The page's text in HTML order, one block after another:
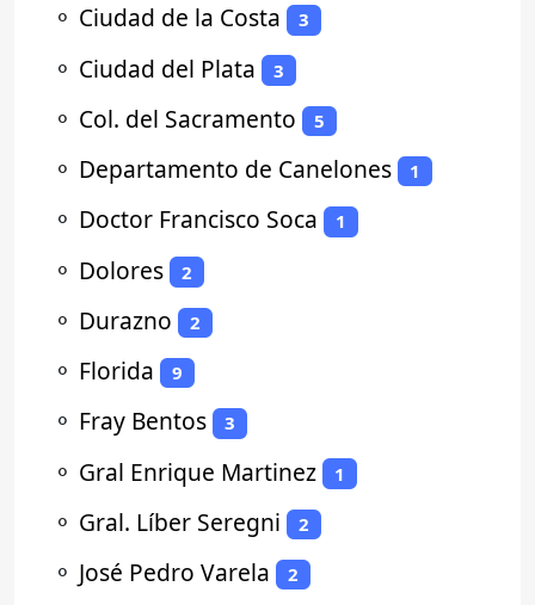
⚬ Ciudad de la Costa 3
⚬ Ciudad del Plata 3
⚬ Col. del Sacramento 5
⚬ Departamento de Canelones 1
⚬ Doctor Francisco Soca 1
⚬ Dolores 2
⚬ Durazno 2
⚬ Florida 9
⚬ Fray Bentos 3
⚬ Gral Enrique Martinez 1
⚬ Gral. Líber Seregni 2
⚬ José Pedro Varela 2